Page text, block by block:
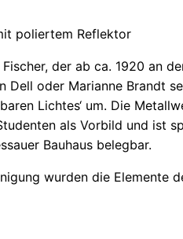
poliertem Reflektor
der ab ca. 1920 an
Dell oder Marianne Brandt
Lichtes‘ um. Die
als Vorbild und ist
Bauhaus belegbar.
wurden die Elemente